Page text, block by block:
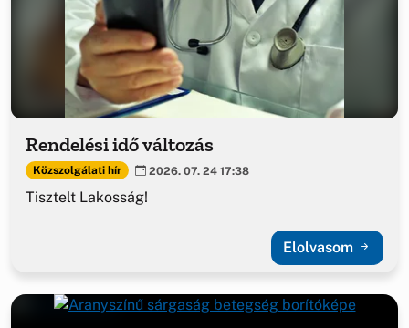
Rendelési idő változás
Közszolgálati hír 2026. 07. 24 17:38
Tisztelt Lakosság!
Elolvasom